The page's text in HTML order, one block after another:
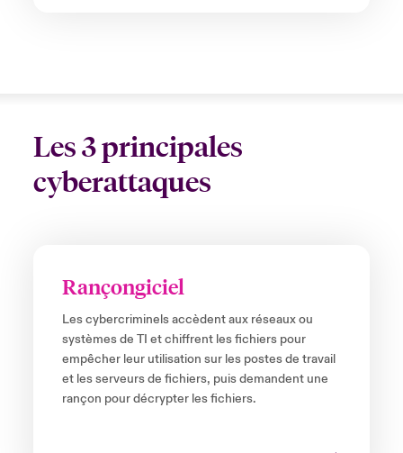
Les 3 principales
cyberattaques
Rançongiciel
Les cybercriminels accèdent aux réseaux ou
systèmes de TI et chiffrent les fichiers pour
empêcher leur utilisation sur les postes de travail
et les serveurs de fichiers, puis demandent une
rançon pour décrypter les fichiers.